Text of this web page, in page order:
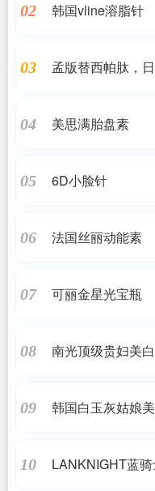
02 韩国vline溶脂针
03
孟版替西帕肽，
04 美思满胎盘素
05 6D小脸针
06 法国丝丽动能素
07 可丽金星光宝瓶
08 南光顶级贵妇美
09 韩国白玉灰姑娘
10 LANKNIGHT蓝